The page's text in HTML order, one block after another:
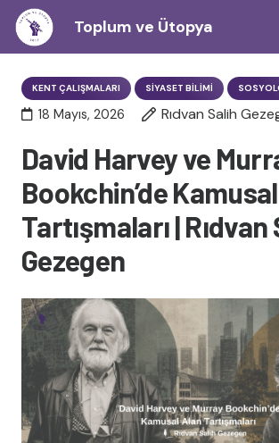
Toplum ve Ütopya
KENT ÇALIŞMALARI SIYASET BILIMI
18 Mayıs, 2026 Rıdvan Salih
David Harvey ve
Bookchin’de
Tartışmaları | Rıdvan
Gezegen